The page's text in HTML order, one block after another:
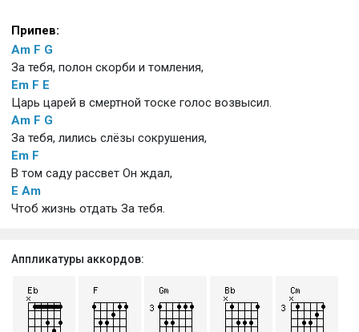
Припев:
Am F G
За тебя, полон скорби и томления,
Em F E
Царь царей в смертной тоске голос возвысил.
Am F G
За тебя, лились слёзы сокрушения,
Em F
В том саду рассвет Он ждал,
E Am
Чтоб жизнь отдать За тебя.
Аппликатуры аккордов: